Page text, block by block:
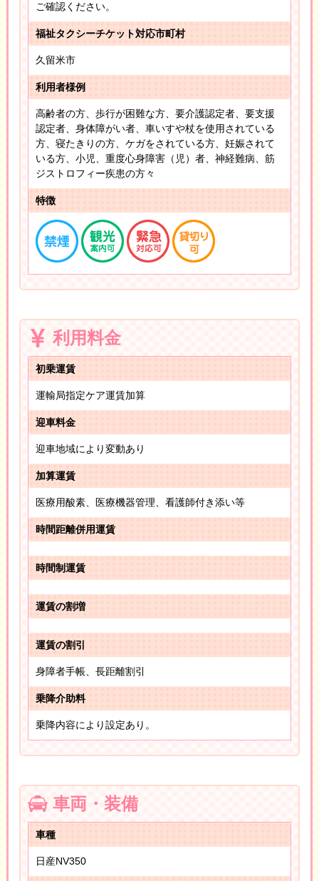
ご確認ください。
福祉タクシーチケット対応市町村
久留米市
利用者様例
高齢者の方、歩行が困難な方、要介護認定者、要支援
認定者、身体障がい者、車いすや杖を使用されている
方、寝たきりの方、ケガをされている方、妊娠されて
いる方、小児、重度心身障害（児）者、神経難病、筋
ジストロフィー疾患の方々
特徴
利用料金
初乗運賃
運輸局指定ケア運賃加算
迎車料金
迎車地域により変動あり
加算運賃
医療用酸素、医療機器管理、看護師付き添い等
時間距離併用運賃
時間制運賃
運賃の割増
運賃の割引
身障者手帳、長距離割引
乗降介助料
乗降内容により設定あり。
車両・装備
車種
日産NV350